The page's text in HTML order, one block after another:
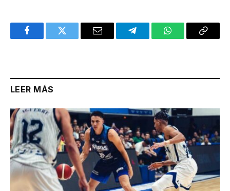
FacebookTwitter Email TelegramWhatsAppCopy
LEER MÁS